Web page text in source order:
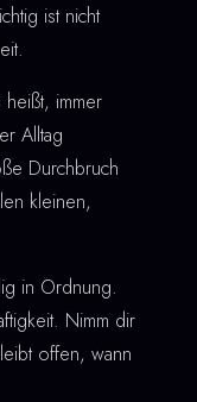
ist nicht
heißt, immer
Alltag
Durchbruch
kleinen,
in Ordnung.
Nimm dir
offen, wann